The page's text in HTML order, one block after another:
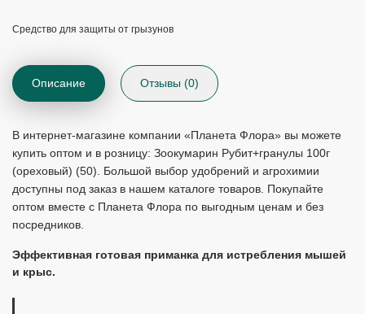
Средство для защиты от грызунов
Описание Отзывы (0)
В интернет-магазине компании «Планета Флора» вы можете
купить оптом и в розницу: Зоокумарин Рубит+гранулы 100г
(ореховый) (50). Большой выбор удобрений и агрохимии
доступны под заказ в нашем каталоге товаров. Покупайте
оптом вместе с Планета Флора по выгодным ценам и без
посредников.
Эффективная готовая приманка для истребления мышей
и крыс.